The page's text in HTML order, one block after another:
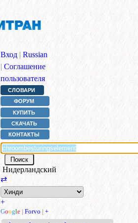
Вход | Russian
| Соглашение
пользователя
СЛОВАРИ
ФОРУМ
КУПИТЬ
СКАЧАТЬ
КОНТАКТЫ
Нидерландский
⇄
+
Google | Forvo | +